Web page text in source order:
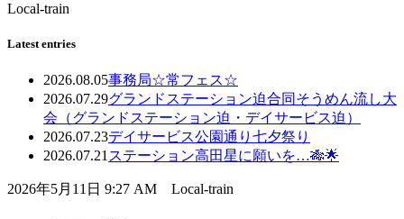
Local-train
Latest entries
2026.08.05事務局☆常フェス☆
2026.07.29グランドステーション迫合同そうめん流し大
会（グランドステーション迫・デイサービス迫）
2026.07.23デイサービス公園通り 七夕祭り
2026.07.21ステーション高田星に願いを…🎋🌟
2026年5月11日 9:27 AM Local-train